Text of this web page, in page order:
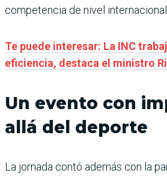
competencia de nivel internacional.
Te puede interesar: La INC
eficiencia, destaca el ministro
Un evento con
allá del deporte
La jornada contó además con la